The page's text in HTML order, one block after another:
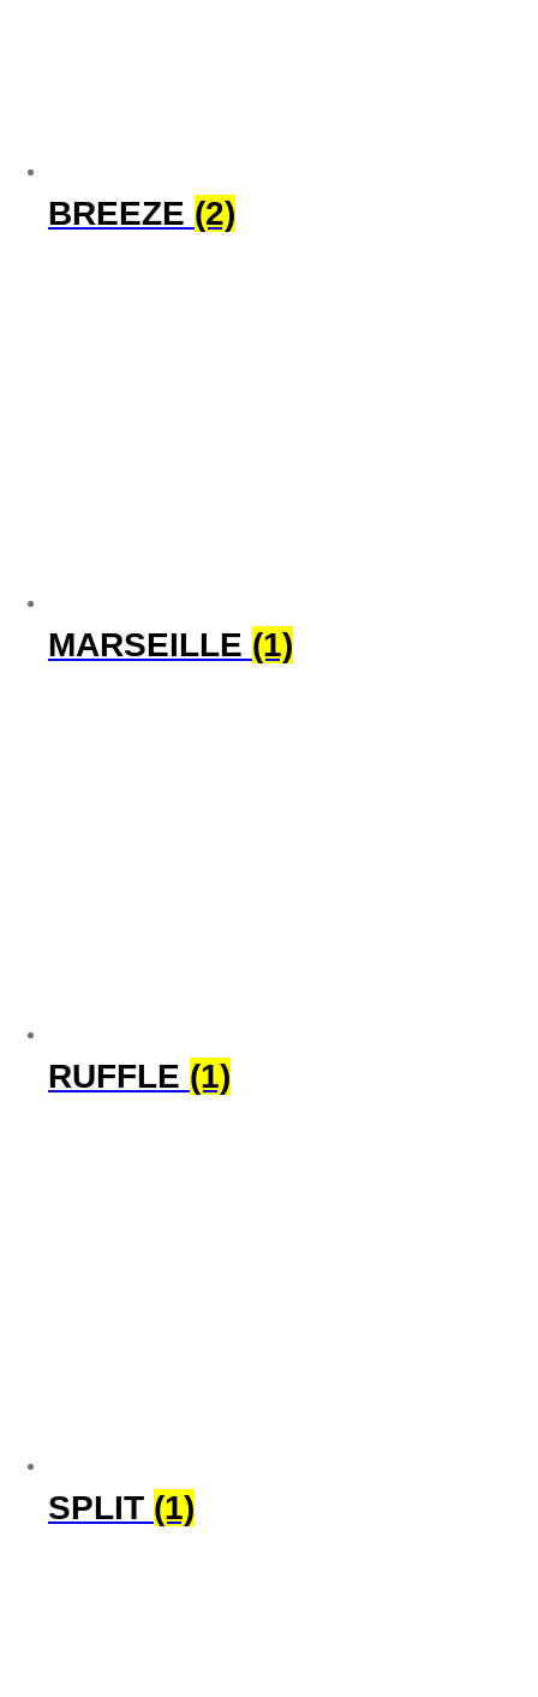
BREEZE (2)
MARSEILLE (1)
RUFFLE (1)
SPLIT (1)